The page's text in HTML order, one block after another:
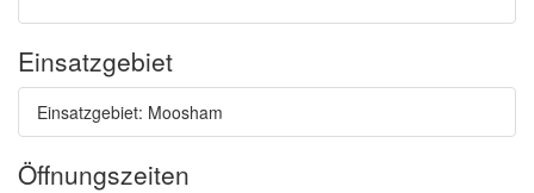
Einsatzgebiet
Einsatzgebiet: Moosham
Öffnungszeiten